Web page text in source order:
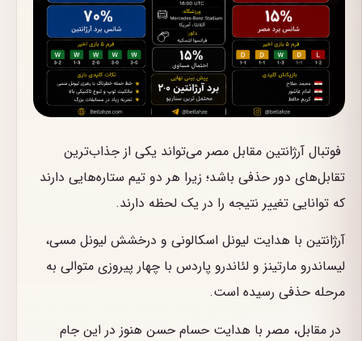
فوتبال آرژانتین مقابل مصر می‌تواند یکی از جذاب‌ترین
تقابل‌های دور حذفی باشد؛ زیرا هر دو تیم ستاره‌هایی دارند
که توانایی تغییر نتیجه را در یک لحظه دارند.
آرژانتین با هدایت لیونل اسکالونی و درخشش لیونل مسی،
لیساندرو مارتینز و لئاندرو پاردس با چهار پیروزی متوالی به
مرحله حذفی رسیده است.
در مقابل، مصر با هدایت حسام حسن هنوز در این جام